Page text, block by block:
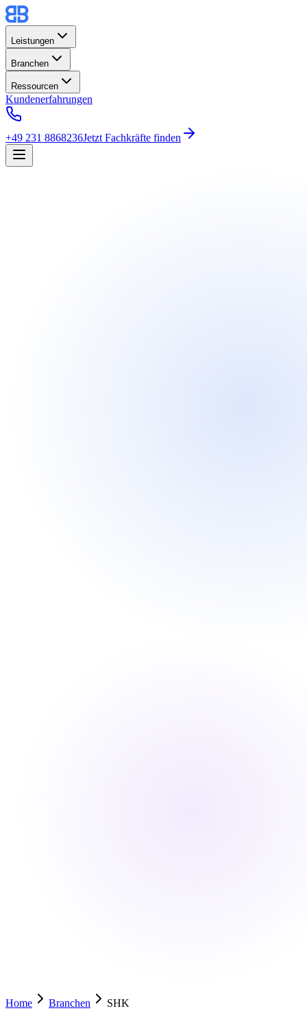
Leistungen
Branchen
Ressourcen
Kundenerfahrungen
+49 231 8868236Jetzt Fachkräfte finden
Home Branchen SHK